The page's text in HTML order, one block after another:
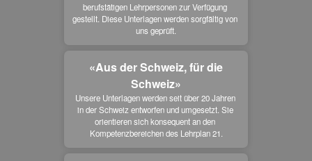
berufstätigen Lehrpersonen zur Verfügung
gestellt. Diese Unterlagen werden sorgfältig von
uns geprüft.
«Aus der Schweiz, für die
Schweiz»
Unsere Unterlagen werden seit über 20 Jahren
in der Schweiz entworfen und umgesetzt. Sie
orientieren sich konsequent an den
Kompetenzbereichen des Lehrplan 21.